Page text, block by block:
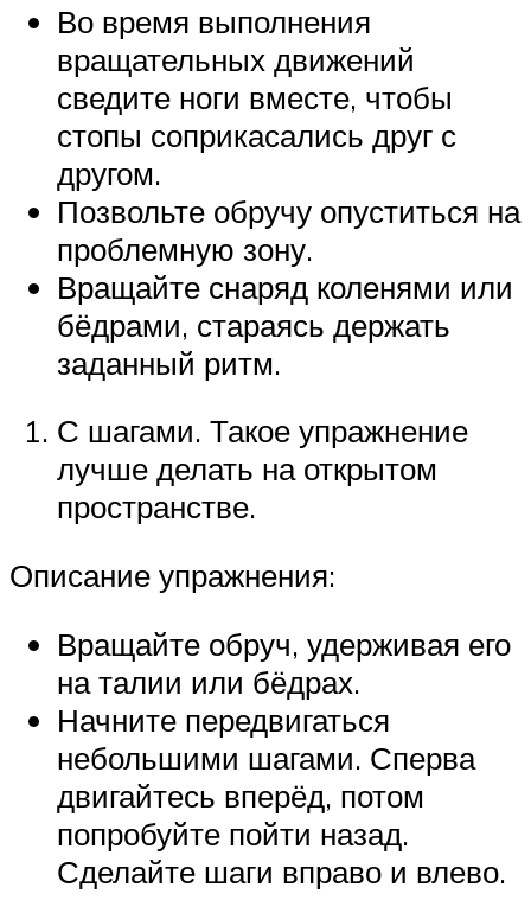
Во время выполнения
вращательных движений
сведите ноги вместе, чтобы
стопы соприкасались друг с
другом.
Позвольте обручу опуститься на
проблемную зону.
Вращайте снаряд коленями или
бёдрами, стараясь держать
заданный ритм.
С шагами. Такое упражнение
лучше делать на открытом
пространстве.
Описание упражнения:
Вращайте обруч, удерживая его
на талии или бёдрах.
Начните передвигаться
небольшими шагами. Сперва
двигайтесь вперёд, потом
попробуйте пойти назад.
Сделайте шаги вправо и влево.